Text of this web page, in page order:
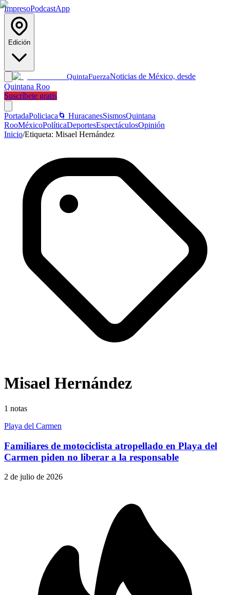
ImpresoPodcastApp
Edición
QuintaFuerzaNoticias de México, desde
Quintana Roo
Suscríbete gratis
PortadaPoliciaca 🌀 HuracanesSismosQuintana
RooMéxicoPolíticaDeportesEspectáculosOpinión
Inicio/Etiqueta: Misael Hernández
Misael Hernández
1 notas
Playa del Carmen
Familiares de motociclista atropellado en Playa del
Carmen piden no liberar a la responsable
2 de julio de 2026